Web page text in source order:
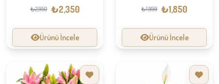
₺2,950 ₺2,350
Ürünü İncele
₺1,999 ₺1,850
Ürünü İncele